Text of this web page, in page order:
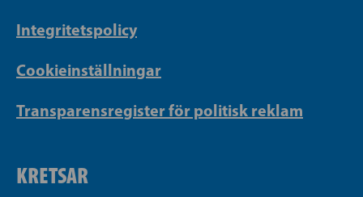
Integritetspolicy
Cookieinställningar
Transparensregister för politisk reklam
KRETSAR